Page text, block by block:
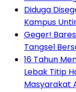
Diduga
Kampus
Geger!
Tangsel
16 Tahun
Lebak Titip
Masyarakat